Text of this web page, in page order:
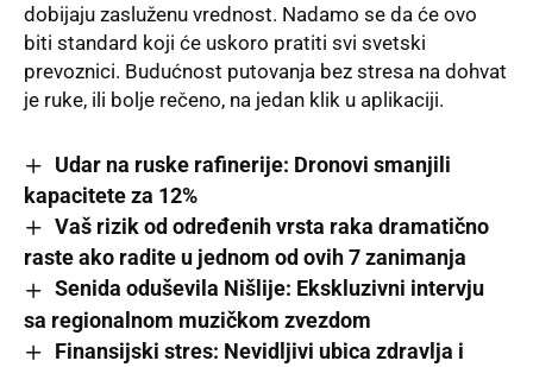
dobijaju zasluženu vrednost. Nadamo se da će ovo
biti standard koji će uskoro pratiti svi svetski
prevoznici. Budućnost putovanja bez stresa na dohvat
je ruke, ili bolje rečeno, na jedan klik u aplikaciji.
Udar na ruske rafinerije: Dronovi smanjili
kapacitete za 12%
Vaš rizik od određenih vrsta raka dramatično
raste ako radite u jednom od ovih 7 zanimanja
Senida oduševila Nišlije: Ekskluzivni intervju
sa regionalnom muzičkom zvezdom
Finansijski stres: Nevidljivi ubica zdravlja i